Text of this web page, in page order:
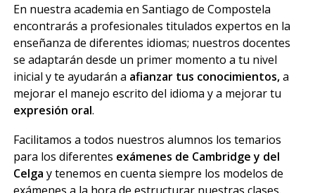
En nuestra academia en Santiago de Compostela
encontrarás a profesionales titulados expertos en la
enseñanza de diferentes idiomas; nuestros docentes
se adaptarán desde un primer momento a tu nivel
inicial y te ayudarán a afianzar tus conocimientos,a
mejorar el manejo escrito del idioma y a mejorar tu
expresión oral.
Facilitamos a todos nuestros alumnos los temarios
para los diferentes exámenes de Cambridge y del
Celga y tenemos en cuenta siempre los modelos de